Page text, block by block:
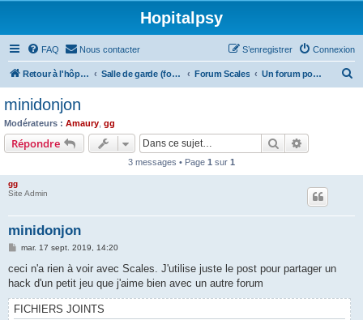
Hopitalpsy
FAQ Nous contacter Connexion
S’enregistrer
Retour à l'hôpital Salle de garde (forum) Forum Scales Un forum pour les joueurs
minidonjon
Modérateurs : Amaury gg
Répondre Rechercher
3 messages • Page 1 sur 1
gg
Site Admin
minidonjon
M
s
a
e
mar. 17 sept. 2019, 14:20
ceci n'a rien à voir avec Scales. J'utilise juste le post pour partager un
hack d'un petit jeu que j'aime bien avec un autre forum
FICHIERS JOINTS